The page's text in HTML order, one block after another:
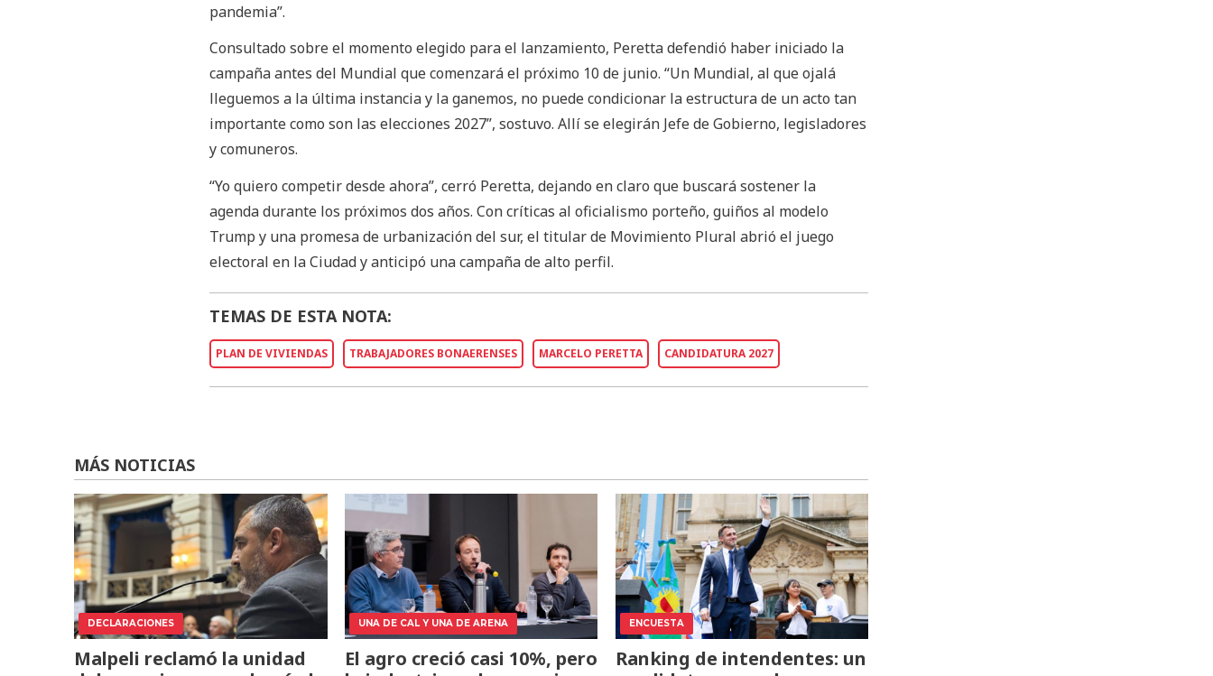
pandemia”.
Consultado sobre el momento elegido para el lanzamiento, Peretta defendió haber iniciado la
campaña antes del Mundial que comenzará el próximo 10 de junio. “Un Mundial, al que ojalá
lleguemos a la última instancia y la ganemos, no puede condicionar la estructura de un acto tan
importante como son las elecciones 2027”, sostuvo. Allí se elegirán Jefe de Gobierno, legisladores
y comuneros.
“Yo quiero competir desde ahora”, cerró Peretta, dejando en claro que buscará sostener la
agenda durante los próximos dos años. Con críticas al oficialismo porteño, guiños al modelo
Trump y una promesa de urbanización del sur, el titular de Movimiento Plural abrió el juego
electoral en la Ciudad y anticipó una campaña de alto perfil.
TEMAS DE ESTA NOTA:
PLAN DE VIVIENDAS TRABAJADORES BONAERENSES MARCELO PERETTA CANDIDATURA 2027
MÁS NOTICIAS
DECLARACIONES
Malpeli reclamó la unidad
UNA DE CAL Y UNA DE ARENA
El agro creció casi 10%, pero
ENCUESTA
Ranking de intendentes: un